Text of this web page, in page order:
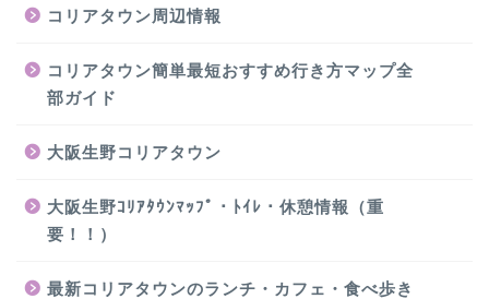
コリアタウン周辺情報
コリアタウン簡単最短おすすめ行き方マップ全
部ガイド
大阪生野コリアタウン
大阪生野ｺﾘｱﾀｳﾝﾏｯﾌﾟ・ﾄｲﾚ・休憩情報（重
要！！）
最新コリアタウンのランチ・カフェ・食べ歩き